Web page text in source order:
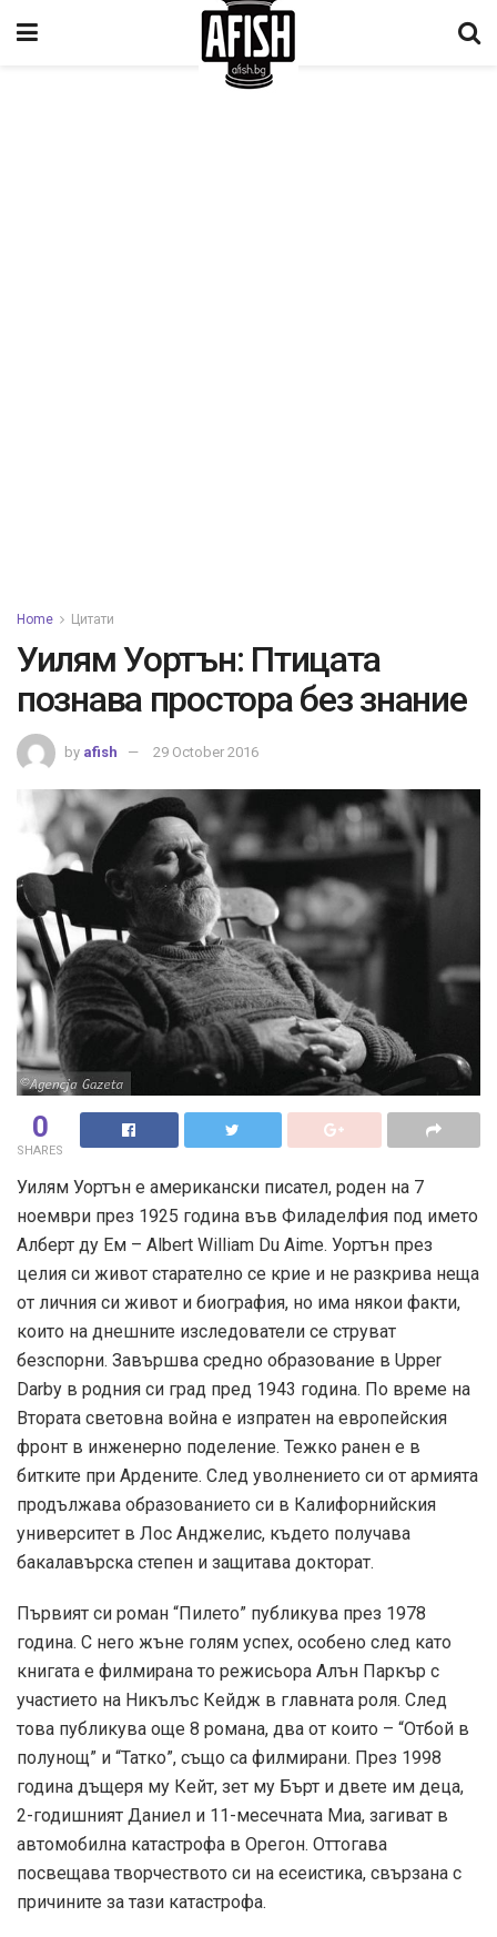
Home Цитати
Уилям Уортън: Птицата
познава простора без знание
by afish 29 October 2016
0
SHARES
Уилям Уортън е американски писател, роден на 7
ноември през 1925 година във Филаделфия под името
Алберт ду Ем – Albert William Du Aime. Уортън през
целия си живот старателно се крие и не разкрива неща
от личния си живот и биография, но има някои факти,
които на днешните изследователи се струват
безспорни. Завършва средно образование в Upper
Darby в родния си град пред 1943 година. По време на
Втората световна война е изпратен на европейския
фронт в инженерно поделение. Тежко ранен е в
битките при Ардените. След уволнението си от армията
продължава образованието си в Калифорнийския
университет в Лос Анджелис, където получава
бакалавърска степен и защитава докторат.
Първият си роман “Пилето” публикува през 1978
година. С него жъне голям успех, особено след като
книгата е филмирана то режисьора Алън Паркър с
участието на Никълъс Кейдж в главната роля. След
това публикува още 8 романа, два от които – “Отбой в
полунощ” и “Татко”, също са филмирани. През 1998
година дъщеря му Кейт, зет му Бърт и двете им деца,
2-годишният Даниел и 11-месечната Миа, загиват в
автомобилна катастрофа в Орегон. Оттогава
посвещава творчеството си на есеистика, свързана с
причините за тази катастрофа.